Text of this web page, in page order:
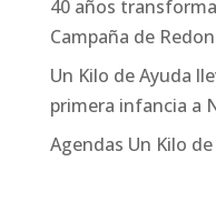
40 años
Campaña de
Un Kilo de Ayuda
primera infancia a
Agendas Un Kilo